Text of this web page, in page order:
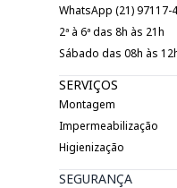
WhatsApp (21) 97117-
2ª à 6ª das 8h às 21h
Sábado das 08h às
SERVIÇOS
Montagem
Impermeabilização
Higienização
SEGURANÇA